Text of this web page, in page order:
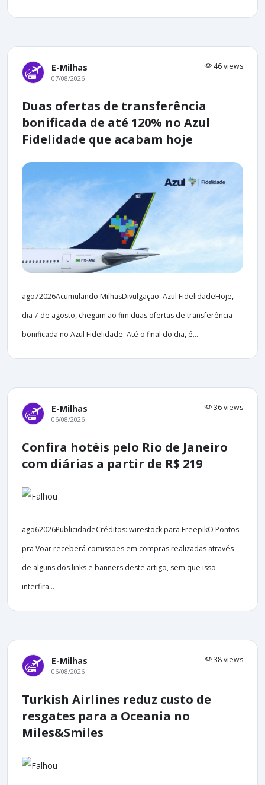
E-Milhas 46 views
07/08/2026
Duas ofertas de transferência
bonificada de até 120% no Azul
Fidelidade que acabam hoje
ago72026Acumulando MilhasDivulgação: Azul FidelidadeHoje,
dia 7 de agosto, chegam ao fim duas ofertas de transferência
bonificada no Azul Fidelidade. Até o final do dia, é...
E-Milhas 36 views
06/08/2026
Confira hotéis pelo Rio de Janeiro
com diárias a partir de R$ 219
ago62026PublicidadeCréditos: wirestock para FreepikO Pontos
pra Voar receberá comissões em compras realizadas através
de alguns dos links e banners deste artigo, sem que isso
interfira...
E-Milhas 38 views
06/08/2026
Turkish Airlines reduz custo de
resgates para a Oceania no
Miles&Smiles